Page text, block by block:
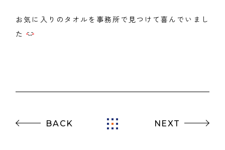
お気に入りのタオルを事務所で見つけて喜んでいまし
た
BACK NEXT